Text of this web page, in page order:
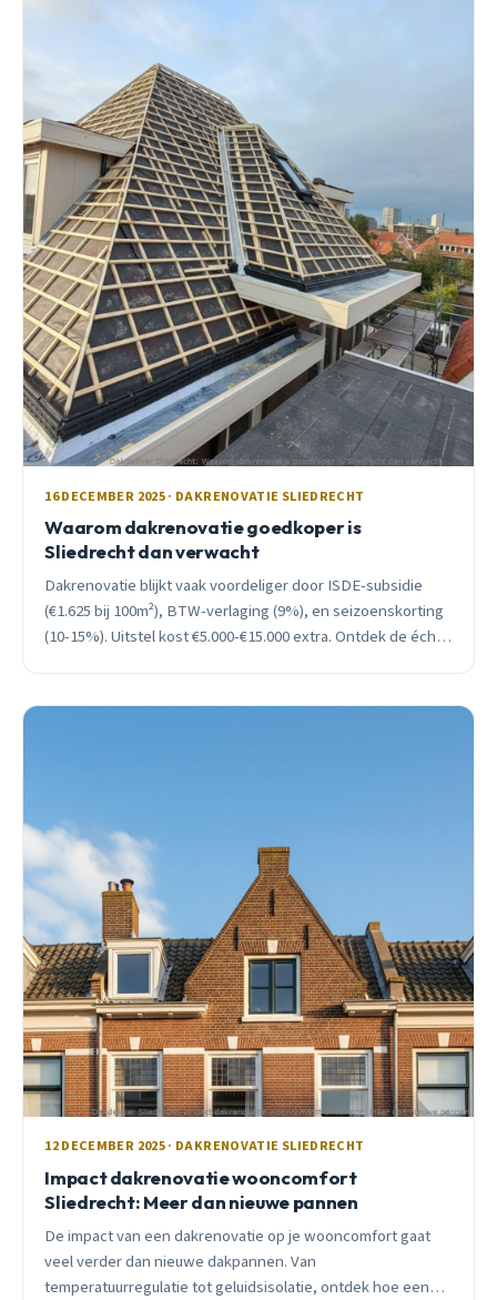
16 DECEMBER 2025 · DAKRENOVATIE SLIEDRECHT
Waarom dakrenovatie goedkoper is
Sliedrecht dan verwacht
Dakrenovatie blijkt vaak voordeliger door ISDE-subsidie
(€1.625 bij 100m²), BTW-verlaging (9%), en seizoenskorting
(10-15%). Uitstel kost €5.000-€15.000 extra. Ontdek de échte
12 DECEMBER 2025 · DAKRENOVATIE SLIEDRECHT
Impact dakrenovatie wooncomfort
Sliedrecht: Meer dan nieuwe pannen
De impact van een dakrenovatie op je wooncomfort gaat
veel verder dan nieuwe dakpannen. Van
temperatuurregulatie tot geluidsisolatie, ontdek hoe een